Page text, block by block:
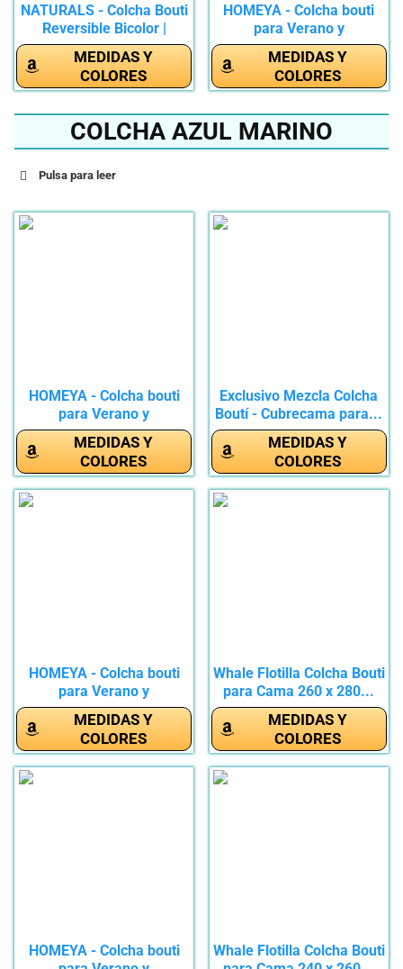
NATURALS - Colcha Bouti
Reversible Bicolor |
Cama...
MEDIDAS Y
COLORES
HOMEYA - Colcha bouti
para Verano y
Entretiempo,...
MEDIDAS Y
COLORES
COLCHA AZUL MARINO
Pulsa para leer
HOMEYA - Colcha bouti
para Verano y
Entretiempo,...
MEDIDAS Y
COLORES
Exclusivo Mezcla Colcha
Boutí - Cubrecama para...
MEDIDAS Y
COLORES
HOMEYA - Colcha bouti
para Verano y
Entretiempo,...
MEDIDAS Y
COLORES
Whale Flotilla Colcha Bouti
para Cama 260 x 280...
MEDIDAS Y
COLORES
HOMEYA - Colcha bouti
Whale Flotilla Colcha Bouti